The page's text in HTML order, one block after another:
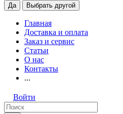
Да Выбрать другой
Главная
Доставка и оплата
Заказ и сервис
Статьи
О нас
Контакты
...
Войти